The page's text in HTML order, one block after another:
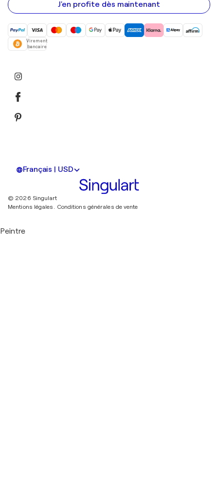
mail
J'en profite dès maintenant
Virement
bancaire
Français | USD
© 2026 Singulart
Mentions légales. Conditions générales de vente
Peintre